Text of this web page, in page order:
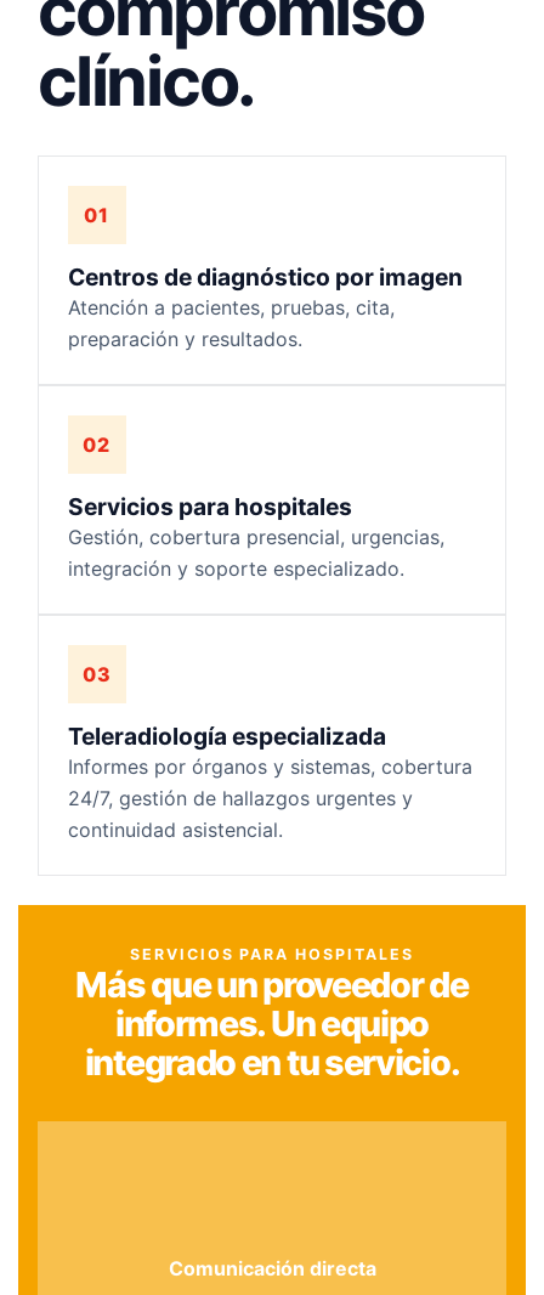
clínico.
01
Centros de diagnóstico por imagen
Atención a pacientes, pruebas, cita,
preparación y resultados.
02
Servicios para hospitales
Gestión, cobertura presencial, urgencias,
integración y soporte especializado.
03
Teleradiología especializada
Informes por órganos y sistemas, cobertura
24/7, gestión de hallazgos urgentes y
continuidad asistencial.
SERVICIOS PARA HOSPITALES
Más que un proveedor de
informes. Un equipo
integrado en tu servicio.
Comunicación directa